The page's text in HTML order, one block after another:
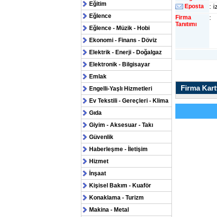
Eğitim
Eğlence
Eğlence - Müzik - Hobi
Ekonomi - Finans - Döviz
Elektrik - Enerji - Doğalgaz
Elektronik - Bilgisayar
Emlak
Engelli-Yaşlı Hizmetleri
Ev Tekstili - Gereçleri - Klima
Gıda
Giyim - Aksesuar - Takı
Güvenlik
Haberleşme - İletişim
Hizmet
İnşaat
Kişisel Bakım - Kuaför
Konaklama - Turizm
Makina - Metal
Eposta
:
Firma
Tanıtımı
:
Firma